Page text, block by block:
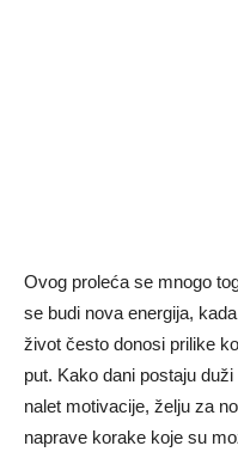
Ovog proleća se mnogo
se budi nova energija,
život često donosi prilike
put. Kako dani postaju
nalet motivacije, želju za
naprave korake koje su